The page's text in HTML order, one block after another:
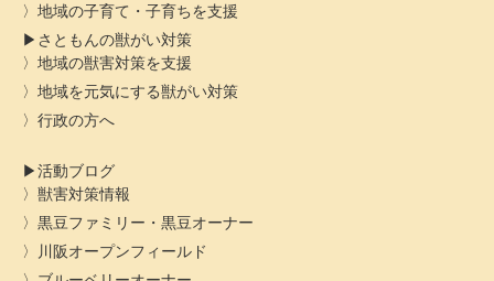
地域の子育て・子育ちを支援
さともんの獣がい対策
地域の獣害対策を支援
地域を元気にする獣がい対策
行政の方へ
活動ブログ
獣害対策情報
黒豆ファミリー・黒豆オーナー
川阪オープンフィールド